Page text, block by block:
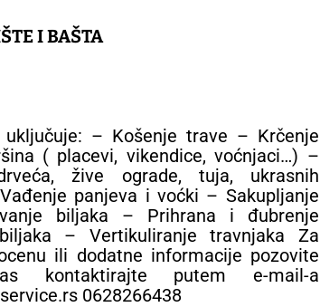
I BAŠTA
uključuje: – Košenje trave – Krčenje
( placevi, vikendice, voćnjaci…) –
žive ograde, tuja, ukrasnih
panjeva i voćki – Sakupljanje
biljaka – Prihrana i đubrenje
– Vertikuliranje travnjaka Za
ili dodatne informacije pozovite
kontaktirajte putem e-mail-a
0628266438